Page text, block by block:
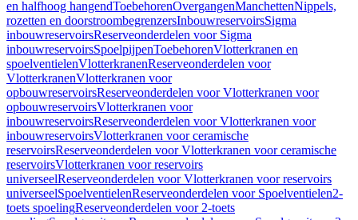
en halfhoog hangendToebehorenOvergangenManchettenNippels,
rozetten en doorstroombegrenzersInbouwreservoirsSigma
inbouwreservoirsReserveonderdelen voor Sigma
inbouwreservoirsSpoelpijpenToebehorenVlotterkranen en
spoelventielenVlotterkranenReserveonderdelen voor
VlotterkranenVlotterkranen voor
opbouwreservoirsReserveonderdelen voor Vlotterkranen voor
opbouwreservoirsVlotterkranen voor
inbouwreservoirsReserveonderdelen voor Vlotterkranen voor
inbouwreservoirsVlotterkranen voor ceramische
reservoirsReserveonderdelen voor Vlotterkranen voor ceramische
reservoirsVlotterkranen voor reservoirs
universeelReserveonderdelen voor Vlotterkranen voor reservoirs
universeelSpoelventielenReserveonderdelen voor Spoelventielen2-
toets spoelingReserveonderdelen voor 2-toets